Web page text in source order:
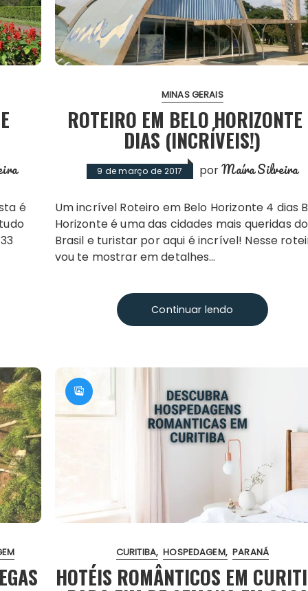
MINAS GERAIS
ROTEIRO EM BELO
DIAS (INCRÍVEIS!)
9 de março de 2017 porMaíra Silveira
Um incrível Roteiro em Belo Horizonte 4 dias Belo
Horizonte é uma das cidades mais queridas do
Brasil e turistar por aqui é incrível! Nesse
vou te mostrar em detalhes…
Continuar lendo
CURITIBA HOSPEDAGEM PARANÁ
HOTÉIS ROMÂNTICOS EM